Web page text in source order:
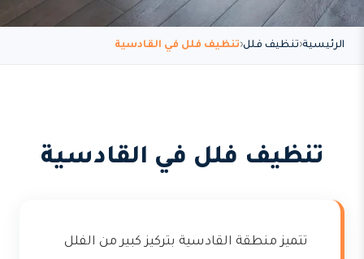
الرئيسية تنظيف فلل تنظيف فلل في القادسية
تنظيف فلل في القادسية
تتميز منطقة القادسية بتركيز كبير من الفلل